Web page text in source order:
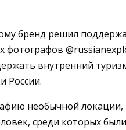
бренд решил
внутренний
России.
необычной
среди которых